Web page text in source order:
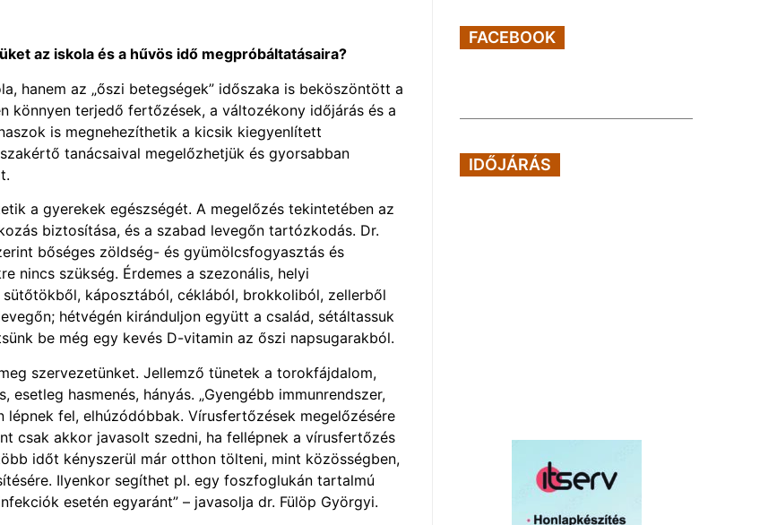
az iskola és a hűvös idő megpróbáltatásaira?
hanem az „őszi betegségek” időszaka is beköszöntött a
könnyen terjedő fertőzések, a változékony időjárás és a
is megnehezíthetik a kicsik kiegyenlített
tanácsaival megelőzhetjük és gyorsabban
a gyerekek egészségét. A megelőzés tekintetében az
biztosítása, és a szabad levegőn tartózkodás. Dr.
bőséges zöldség- és gyümölcsfogyasztás és
nincs szükség. Érdemes a szezonális, helyi
káposztából, céklából, brokkoliból, zellerből
hétvégén kiránduljon együtt a család, sétáltassuk
be még egy kevés D-vitamin az őszi napsugarakból.
szervezetünket. Jellemző tünetek a torokfájdalom,
hasmenés, hányás. „Gyengébb immunrendszer,
fel, elhúzódóbbak. Vírusfertőzések megelőzésére
csak akkor javasolt szedni, ha fellépnek a vírusfertőzés
időt kényszerül már otthon tölteni, mint közösségben,
Ilyenkor segíthet pl. egy foszfoglukán tartalmú
esetén egyaránt” – javasolja dr. Fülöp Györgyi.
FACEBOOK
IDŐJÁRÁS